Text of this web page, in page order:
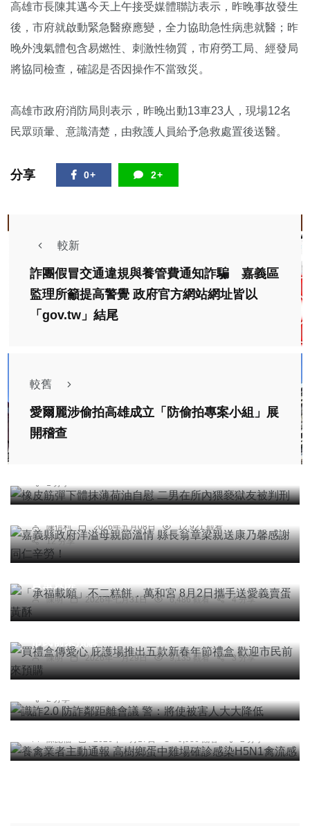
高雄市長陳其邁今天上午接受媒體聯訪表示，昨晚事故發生
後，市府就啟動緊急醫療應變，全力協助急性病患就醫；昨
晚外洩氣體包含易燃性、刺激性物質，市府勞工局、經發局
將協同檢查，確認是否因操作不當致災。
高雄市政府消防局則表示，昨晚出動13車23人，現場12名
民眾頭暈、意識清楚，由救護人員給予急救處置後送醫。
分享 0+ 2+
較新
詐團假冒交通違規與養管費通知詐騙 嘉義區
監理所籲提高警覺 政府官方網站網址皆以
「gov.tw」結尾
較舊
愛爾麗涉偷拍高雄成立「防偷拍專案小組」展
開稽查
社會
橡皮筋彈下體抹薄荷油自慰 二男在所內猥褻獄友被
1 分享
嘉義縣政府洋溢母親節溫情 縣長翁章梁親送康乃馨
陳信利 2026年五月08日
12,921 觀看
12 分享
宗教
「承福載願」不二糕餅．萬和宮 8月2日攜手送愛義
陳明 2026年七月31日 6,486 觀看 4 分享
社會 綜合新聞
買禮盒傳愛心 庇護場推出五款新春年節禮盒 歡迎
陳明 2026年一月29日 9,135 觀看 3 分享
社會
識詐2.0 防詐鄰距離會議 警：將使被害人大大降低
2 分享
農業
養禽業者主動通報 高樹鄉蛋中雞場確診感染H5N1
禽流感
陳崑福 2026年一月17日 9,936 觀看 2 分享